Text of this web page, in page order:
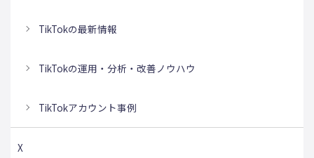
TikTokの最新情報
TikTokの運用・分析・改善ノウハウ
TikTokアカウント事例
X